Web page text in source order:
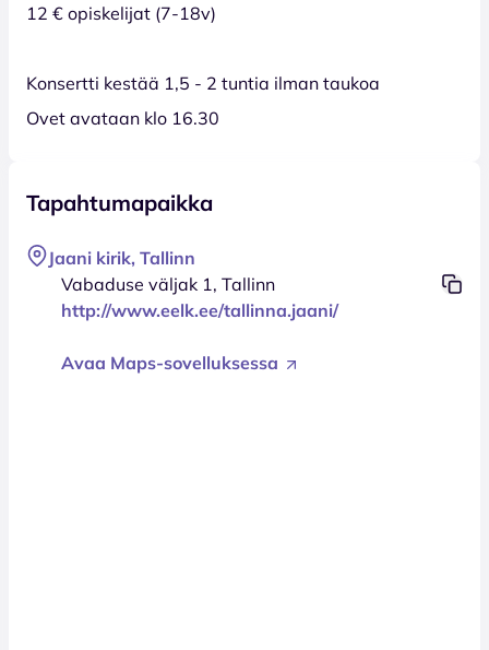
12 € opiskelijat (7-18v)
Konsertti kestää 1,5 - 2 tuntia ilman taukoa
Ovet avataan klo 16.30
Tapahtumapaikka
Jaani kirik, Tallinn
Vabaduse väljak 1, Tallinn
http://www.eelk.ee/tallinna.jaani/
Avaa Maps-sovelluksessa